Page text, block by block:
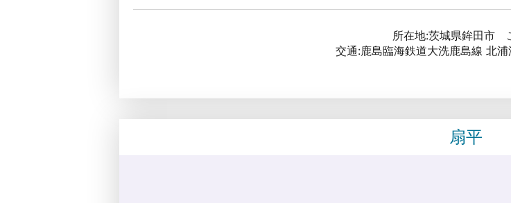
所在地:茨城県鉾田市
交通:鹿島臨海鉄道大洗鹿島線 北
扇平